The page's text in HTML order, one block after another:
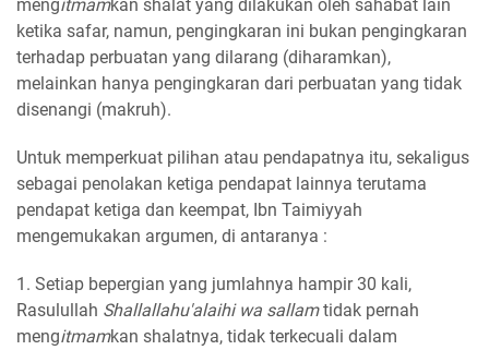
mengitmamkan shalat yang dilakukan oleh sahabat lain
ketika safar, namun, pengingkaran ini bukan pengingkaran
terhadap perbuatan yang dilarang (diharamkan),
melainkan hanya pengingkaran dari perbuatan yang tidak
disenangi (makruh).
Untuk memperkuat pilihan atau pendapatnya itu, sekaligus
sebagai penolakan ketiga pendapat lainnya terutama
pendapat ketiga dan keempat, Ibn Taimiyyah
mengemukakan argumen, di antaranya :
1. Setiap bepergian yang jumlahnya hampir 30 kali,
Rasulullah Shallallahu'alaihi wa sallamtidak pernah
mengitmamkan shalatnya, tidak terkecuali dalam